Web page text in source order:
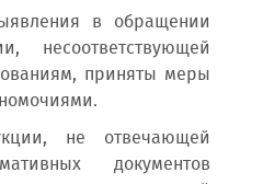
в обращении
несоответствующей
приняты меры
не отвечающей
документов